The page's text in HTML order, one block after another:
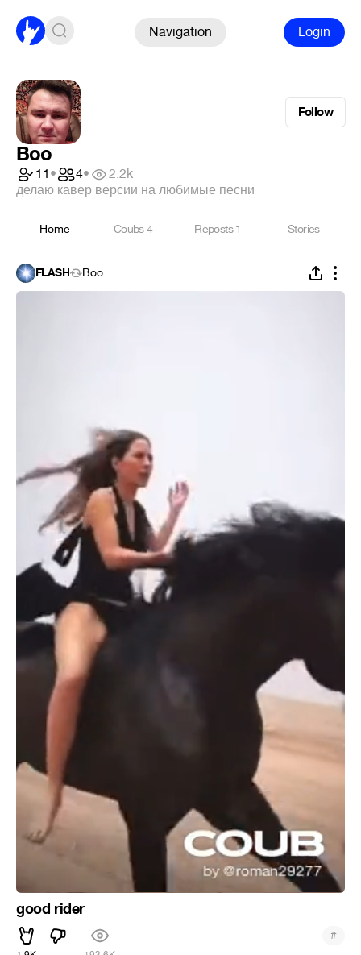
Navigation Login
Follow
Boo
11• 4•
2.2k
делаю кавер версии на любимые песни
Home Coubs4 Reposts1 Stories
FLASH Boo
good rider
#